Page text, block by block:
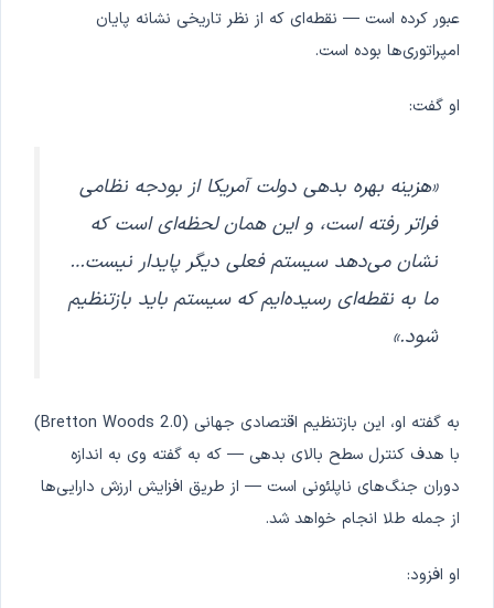
عبور کرده است — نقطه‌ای که از نظر تاریخی نشانه پایان
امپراتوری‌ها بوده است.
او گفت:
«هزینه بهره بدهی دولت آمریکا از بودجه نظامی
فراتر رفته است، و این همان لحظه‌ای است که
نشان می‌دهد سیستم فعلی دیگر پایدار نیست…
ما به نقطه‌ای رسیده‌ایم که سیستم باید بازتنظیم
شود.»
به گفته او، این بازتنظیم اقتصادی جهانی (Bretton Woods 2.0)
با هدف کنترل سطح بالای بدهی — که به گفته وی به اندازه
دوران جنگ‌های ناپلئونی است — از طریق افزایش ارزش دارایی‌ها
از جمله طلا انجام خواهد شد.
او افزود: